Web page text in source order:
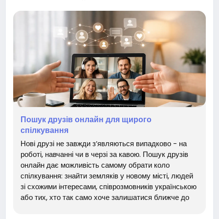
кусняшка #смачно #корисно #їжа #перекус #шопінг
#подарунок #купить #магазин #товар #онлайн
Пошук друзів онлайн для щирого
спілкування
Нові друзі не завжди з’являються випадково - на
роботі, навчанні чи в черзі за кавою. Пошук друзів
онлайн дає можливість самому обрати коло
спілкування: знайти земляків у новому місті, людей
зі схожими інтересами, співрозмовників українською
або тих, хто так само хоче залишатися ближче до